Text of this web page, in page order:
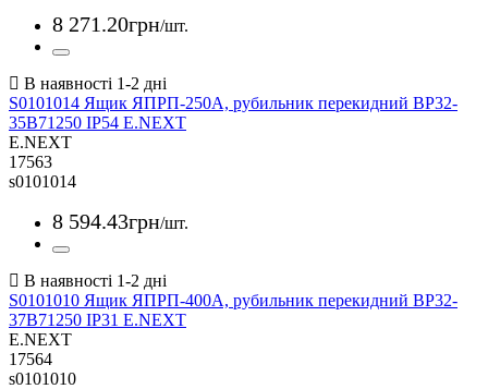
8 271.20грн/шт.
S0101014 Ящик ЯПРП-250А, рубильник перекидний BP32-
35B71250 IP54 E.NEXT
E.NEXT
17563
s0101014
8 594.43грн/шт.
S0101010 Ящик ЯПРП-400А, рубильник перекидний BP32-
37B71250 IP31 E.NEXT
E.NEXT
17564
s0101010